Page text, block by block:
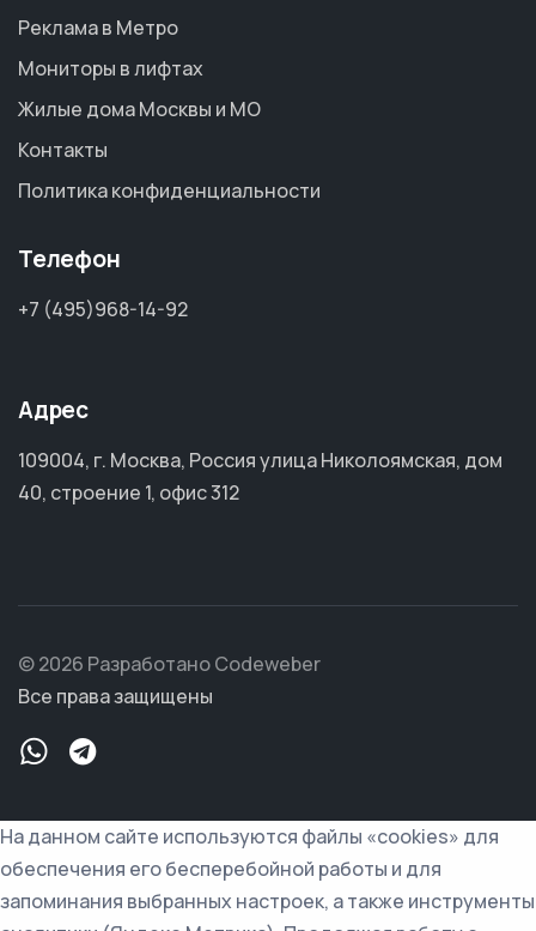
Реклама в Метро
Мониторы в лифтах
Жилые дома Москвы и МО
Контакты
Политика конфиденциальности
Телефон
+7 (495)968-14-92
Адрес
109004, г. Москва, Россия улица Николоямская, дом
40, строение 1, офис 312
© 2026 Разработано Codeweber
Все права защищены
На данном сайте используются файлы «cookies» для
обеспечения его бесперебойной работы и для
запоминания выбранных настроек, а также инструменты